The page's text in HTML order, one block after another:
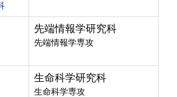
先端情報学研究科
先端情報学専攻
生命科学研究科
生命科学専攻